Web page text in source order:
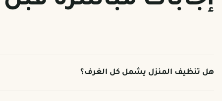
هل تنظيف المنزل يشمل كل الغرف؟